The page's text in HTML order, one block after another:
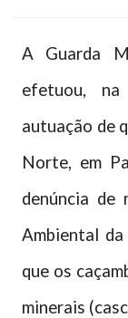
A Guarda
efetuou,
autuação de
Norte, em
denúncia de
Ambiental
que os
minerais